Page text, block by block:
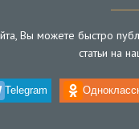
Вы можете быстро
статьи на
Telegram